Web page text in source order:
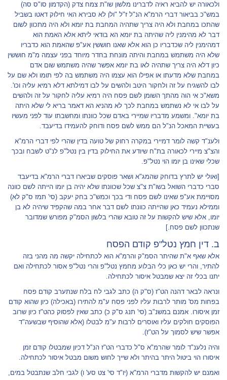
ולכאורה יש להביא ראיה לדברינו מלשון שו"ת צמח צדק (הקדמון סו"ס סה)
במש"כ בביאור דברי הרמ"א הנ"ל ז"ל "ולן לא סבירא האי חילוק דאטו בשביל
שהתכו במחבת ולא היה צריך שתהיה המחבת בת יומא ולא היה מתכוון לשום
דבר לא מהימנין ליה שהיתה בת יומא הא בודאי ליתא אלא האמת הוא
דמהימנין ליה שכדבריו כן הוא אלא שאנו חוששין אע"פ שהאמת הוא כדבריו
שלא היה משתמש במחבת והיתה מונחת בחדר מיוחד בפני עצמה מ"מ חוששין
כיון דלא היה צריך שתהיה לאו בת יומא אפשר שהיה משתמש שום אדם
במחבת שלא מדעתו או אפילו הוא עצמו היה משתמש בה לפי תומו ולא שם על
לבו להשגיח על זה ולחקור היטב ולהשים על לבו דמילתא דלא רמיא עליה וכו'.
משא"כ אי הוה מהתך השומן לשם פסח היה רמיא עליה לחקור על זה ולהשים
על לבו אי לא נשתמש במחבת לכך לא מהניא הא דאמר בריא לי שלא היתה
בת יומא". ומשמע מדבריו שמיירי באדם שכל כוונתו ומחשבתו עוד לפני מעשיו
בעשיית המאכל הנ"ל הם ממש לשם פסח ודוחק להעמידו בדיעבד.
ולענ"ד קשה לומר דמיירי במקרה רחוק של טועה בדין שהרי לפי דברי הרמ"א
והצ"צ מיירי לכאורה בת"ח שיודע את החילוק בדין בין נטל"פ לנ"ט לשבח ובכך
שכלי שאינו בן יומו הוי נטל"פ.
[ואולי יש לתרץ בדוחק שהמג"א ושאר פוסקים שביארו דברי הרמ"א בדיעבד
סברי כדברי השואל בשו"ת צ"צ שכל שכוונתו שלא יהיה בן יומו הייתה לשם כוונה
מסויימת אע"פ שאינו לשם פסח ודי בכך וכמש"כ בחק יעקב (סי' תמז ס"ק לא)
וממילא נעמיד כאן שהייתה כוונתו לשם דבר אחר במה שהקפיד שיהיה לא בן
יומו, אלא שיש להקשות על זה טובא שהרי בלשון הסמ"ק מפורש שמדובר
שנתכוון לשם פסח.]
ב. דין חמץ נטל"פ קודם הפסח
אלא שאף א"ת שהיתר הסמ"ק והרמ"א הוא לכתחילה יקשה מה מהני בזה
להתיר, והרי יש כאן כלי הבלוע מחמץ נטל"פ והרי נטל"פ אסור לכתחילה ואם
יתנו בכלי זה יצא שמבטל איסור לכתחילה.
ונראה לבאר דהנה הט"ז (ס"ק ה) כתב לגבי לח בלח שנתערב קודם פסח
בפחות מס' מותר לרבות עליו לפני פסח ע"מ להתירו (באכילה) כיון שהוא קודם
זמן איסורו. אמנם במשנ"ב (סי' תנג ס"ק כ) כתב שאין לפסוק כהט"ז כיון שרוב
הפוסקים חולקים עליו ואוסרים לרבות ע"מ לבטלו (אלא שהוסיף שבשעה"ד
אפשר שיש לסמוך על הט"ז).
והיה נלענ"ד לומר שהרמ"א ס"ל כדברי הט"ז הנ"ל דכיון שמבטלו קודם זמן
איסורו הוי ביטול היתר בהיתר ולא שייך לחוש משום מבטל איסור לכתחילה.
ואמנם יש להקשות מדברי הרמ"א (יו"ד סי' צט סע' ו) לגבי חלב שנתבטל במים,